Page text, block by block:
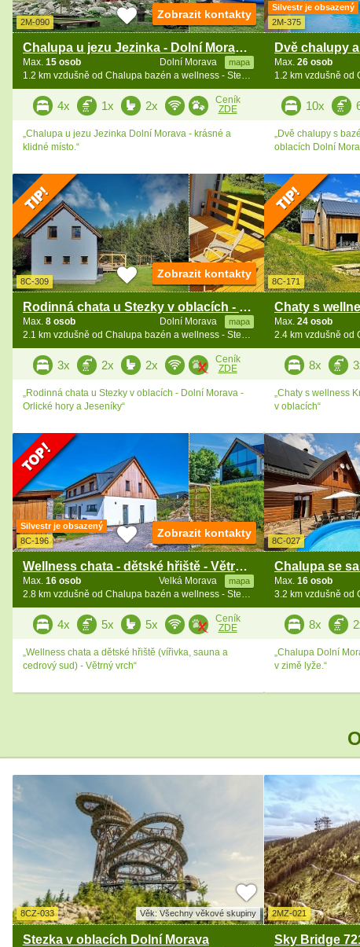
2M-090
Chalupa u jezu Jezinka - Dolní Morava - Jeseníky
Dolní Morava mapa
Max. 15 osob
1.2 km vzdušně od Chalupa bazén a wellness - Stezka v oblacích
Zobrazit kontakty
4x 1x 2x
Ceník
ZDE
„Chalupa u jezu Jezinka Dolní Morava - krásné a
klidné místo.“
Silvestr je obsazený
2M-375
Max. 26 osob
10x
„Dvě chalupy s
oblacích Dolní
8C-309
Rodinná chata u Stezky v oblacích - Větrný vrch
Dolní Morava mapa
Max. 8 osob
2.1 km vzdušně od Chalupa bazén a wellness - Stezka v oblacích
Zobrazit kontakty
3x 2x 2x
Ceník
ZDE
„Rodinná chata u Stezky v oblacích - Dolní Morava -
Orlické hory a Jeseníky“
8C-171
Max. 24 osob
8x
„Chaty s wellness
v oblacích“
Silvestr je obsazený
8C-196
Wellness chata - dětské hřiště - Větrný vrch
Velká Morava mapa
Max. 16 osob
2.8 km vzdušně od Chalupa bazén a wellness - Stezka v oblacích
Zobrazit kontakty
4x 5x 5x
Ceník
ZDE
„Wellness chata a dětské hřiště (vířivka, sauna a
cedrový sud) - Větrný vrch“
8C-027
Max. 16 osob
8x
„Chalupa Dolní
v zimě lyže.“
8CZ-033 Věk: Všechny věkové skupiny
Stezka v oblacích Dolní Morava
2MZ-021